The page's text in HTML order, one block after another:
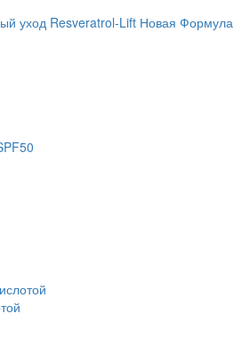
уход Resveratrol-Lift Новая Формула